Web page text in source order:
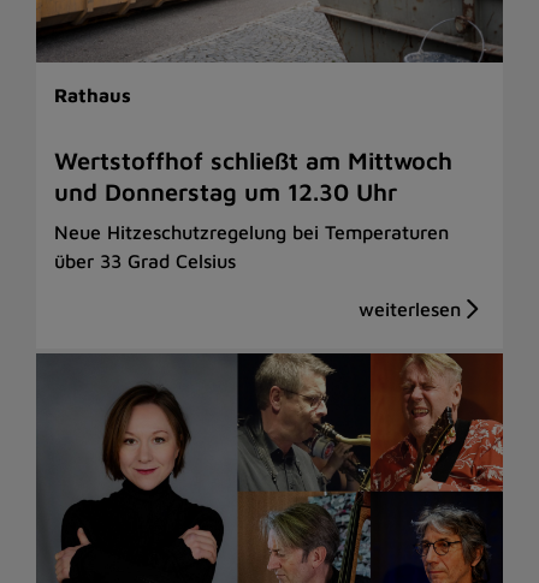
Rathaus
Wertstoffhof schließt am Mittwoch
und Donnerstag um 12.30 Uhr
Neue Hitzeschutzregelung bei Temperaturen
über 33 Grad Celsius